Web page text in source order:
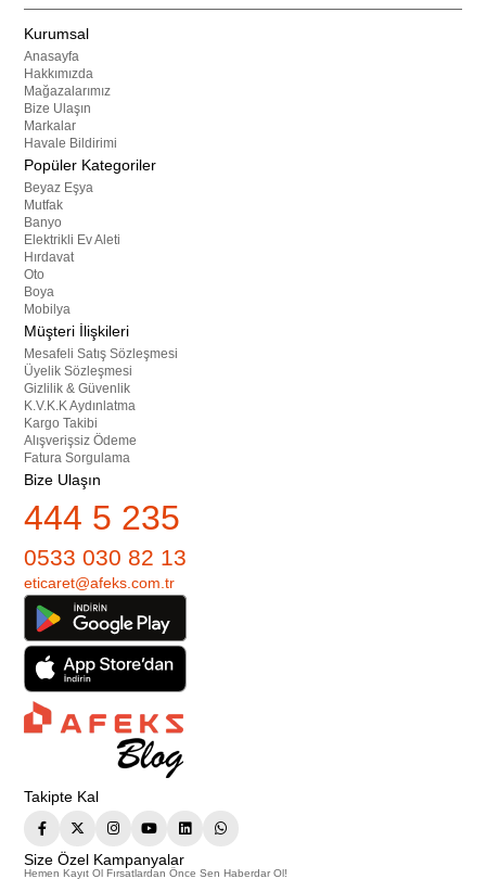
Kurumsal
Anasayfa
Hakkımızda
Mağazalarımız
Bize Ulaşın
Markalar
Havale Bildirimi
Popüler Kategoriler
Beyaz Eşya
Mutfak
Banyo
Elektrikli Ev Aleti
Hırdavat
Oto
Boya
Mobilya
Müşteri İlişkileri
Mesafeli Satış Sözleşmesi
Üyelik Sözleşmesi
Gizlilik & Güvenlik
K.V.K.K Aydınlatma
Kargo Takibi
Alışverişsiz Ödeme
Fatura Sorgulama
Bize Ulaşın
444 5 235
0533 030 82 13
eticaret@afeks.com.tr
Takipte Kal
Size Özel Kampanyalar
Hemen Kayıt Ol Fırsatlardan Önce Sen Haberdar Ol!